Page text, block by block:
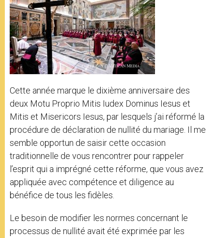
Cette année marque le dixième anniversaire des
deux Motu Proprio Mitis Iudex Dominus Iesus et
Mitis et Misericors Iesus, par lesquels j’ai réformé la
procédure de déclaration de nullité du mariage. Il me
semble opportun de saisir cette occasion
traditionnelle de vous rencontrer pour rappeler
l’esprit qui a imprégné cette réforme, que vous avez
appliquée avec compétence et diligence au
bénéfice de tous les fidèles.
Le besoin de modifier les normes concernant le
processus de nullité avait été exprimée par les